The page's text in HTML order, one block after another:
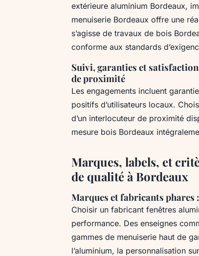
extérieure aluminium Bordeaux,
menuiserie Bordeaux offre une
s’agisse de travaux de bois
conforme aux standards
Suivi, garanties et
de proximité
Les engagements incluent
positifs d’utilisateurs locaux.
d’un interlocuteur de proximité
mesure bois Bordeaux
Marques, labels, et
de qualité à Bordeaux
Marques et fabricants phares
Choisir un fabricant fenêtres
performance. Des enseignes
gammes de menuiserie haut de
l’aluminium, la personnalisation